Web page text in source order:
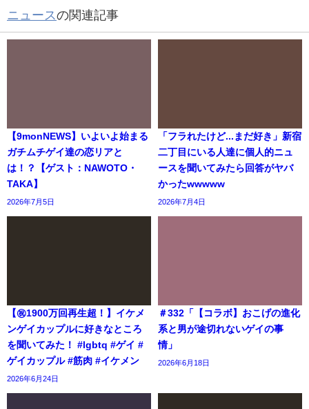
ニュースの関連記事
【9monNEWS】いよいよ始まる
ガチムチゲイ達の恋リアと
は！？【ゲスト：NAWOTO・
TAKA】
2026年7月5日
「フラれたけど...まだ好き」新宿
二丁目にいる人達に個人的ニュ
ースを聞いてみたら回答がヤバ
かったwwwww
2026年7月4日
【㊗️1900万回再生超！】イケメ
ンゲイカップルに好きなところ
を聞いてみた！ #lgbtq #ゲイ #
ゲイカップル #筋肉 #イケメン
2026年6月24日
＃332「【コラボ】おこげの進化
系と男が途切れないゲイの事
情」
2026年6月18日